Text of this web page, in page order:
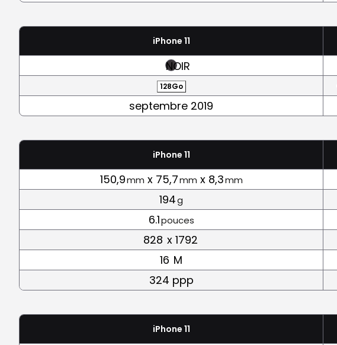
iPhone 11
NOIR
128Go
septembre 2019
iPhone 11
150,9mm x 75,7mm x 8,3mm
194g
6.1pouces
828 x 1792
16 M
324 ppp
iPhone 11